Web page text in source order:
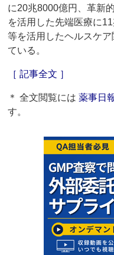
に20兆8000億円、革新
を活用した先端医療に
等を活用したヘルスケ
ている。
［ 記事全文 ］
＊ 全文閲覧には薬事日
す。